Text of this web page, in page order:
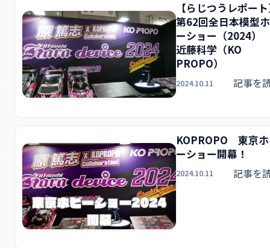
【らじつうレポー
第62回全日本模型
ーショー（2024
近藤科学（KO
PROPO）
2024.10.11 記事を
KOPROPO 東京
ーショー開幕！
2024.10.11 記事を